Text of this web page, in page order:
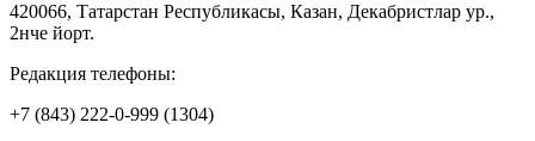
420066, Татарстан Республикасы, Казан, Декабристлар ур.,
2нче йорт.
Редакция телефоны:
+7 (843) 222-0-999 (1304)